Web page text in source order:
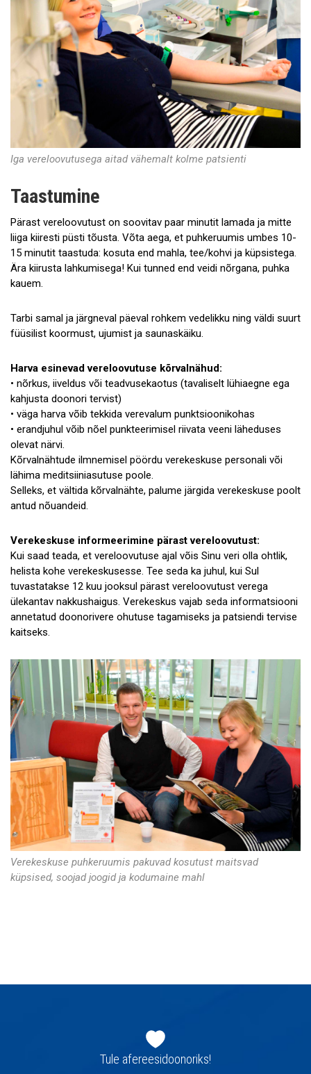
Iga vereloovutusega aitad vähemalt kolme patsienti
Taastumine
Pärast vereloovutust on soovitav paar minutit lamada ja mitte
liiga kiiresti püsti tõusta. Võta aega, et puhkeruumis umbes 10-
15 minutit taastuda: kosuta end mahla, tee/kohvi ja küpsistega.
Ära kiirusta lahkumisega! Kui tunned end veidi nõrgana, puhka
kauem.
Tarbi samal ja järgneval päeval rohkem vedelikku ning väldi suurt
füüsilist koormust, ujumist ja saunaskäiku.
Harva esinevad vereloovutuse kõrvalnähud:
• nõrkus, iiveldus või teadvusekaotus (tavaliselt lühiaegne ega
kahjusta doonori tervist)
• väga harva võib tekkida verevalum punktsioonikohas
• erandjuhul võib nõel punkteerimisel riivata veeni läheduses
olevat närvi.
Kõrvalnähtude ilmnemisel pöördu verekeskuse personali või
lähima meditsiiniasutuse poole.
Selleks, et vältida kõrvalnähte, palume järgida verekeskuse poolt
antud nõuandeid.
Verekeskuse informeerimine pärast vereloovutust:
Kui saad teada, et vereloovutuse ajal võis Sinu veri olla ohtlik,
helista kohe verekeskusesse. Tee seda ka juhul, kui Sul
tuvastatakse 12 kuu jooksul pärast vereloovutust verega
ülekantav nakkushaigus. Verekeskus vajab seda informatsiooni
annetatud doonorivere ohutuse tagamiseks ja patsiendi tervise
kaitseks.
Verekeskuse puhkeruumis pakuvad kosutust maitsvad
küpsised, soojad joogid ja kodumaine mahl
navigatsioonTule afereesidoonoriks!